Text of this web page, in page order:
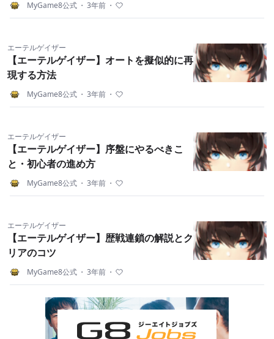
MyGame8公式 ・ 3年前 ・
エーテルゲイザー
【エーテルゲイザー】オートを擬似的に再
現する方法
MyGame8公式 ・ 3年前 ・
エーテルゲイザー
【エーテルゲイザー】序盤にやるべきこ
と・初心者の進め方
MyGame8公式 ・ 3年前 ・
エーテルゲイザー
【エーテルゲイザー】歴戦連鎖の解説とク
リアのコツ
MyGame8公式 ・ 3年前 ・